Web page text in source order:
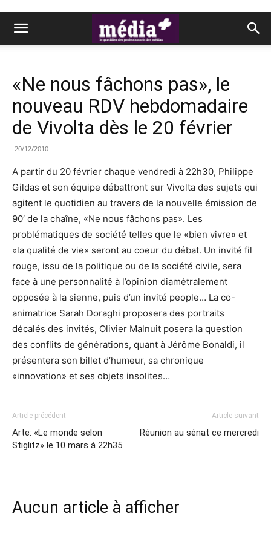
«Ne nous fâchons pas», le
nouveau RDV hebdomadaire
de Vivolta dès le 20 février
20/12/2010
A partir du 20 février chaque vendredi à 22h30, Philippe
Gildas et son équipe débattront sur Vivolta des sujets qui
agitent le quotidien au travers de la nouvelle émission de
90′ de la chaîne, «Ne nous fâchons pas». Les
problématiques de société telles que le «bien vivre» et
«la qualité de vie» seront au coeur du débat. Un invité fil
rouge, issu de la politique ou de la société civile, sera
face à une personnalité à l’opinion diamétralement
opposée à la sienne, puis d’un invité people… La co-
animatrice Sarah Doraghi proposera des portraits
décalés des invités, Olivier Malnuit posera la question
des conflits de générations, quant à Jérôme Bonaldi, il
présentera son billet d’humeur, sa chronique
«innovation» et ses objets insolites…
Article précédent
Arte: «Le monde selon
Stiglitz» le 10 mars à 22h35
Article suivant
Réunion au sénat ce mercredi
Aucun article à afficher